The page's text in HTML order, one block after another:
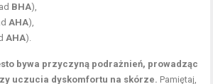
BHA),
AHA),
AHA).
bywa przyczyną podrażnień, prowadząc
uczucia dyskomfortu na skórze. Pamiętaj,